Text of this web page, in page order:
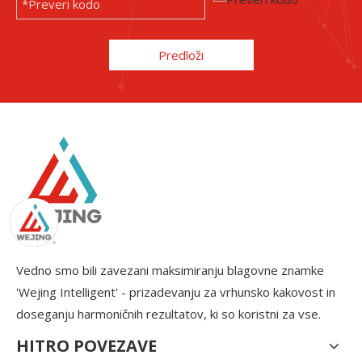
Predloži
Vedno smo bili zavezani maksimiranju blagovne znamke
'Wejing Intelligent' - prizadevanju za vrhunsko kakovost in
doseganju harmoničnih rezultatov, ki so koristni za vse.
HITRO POVEZAVE